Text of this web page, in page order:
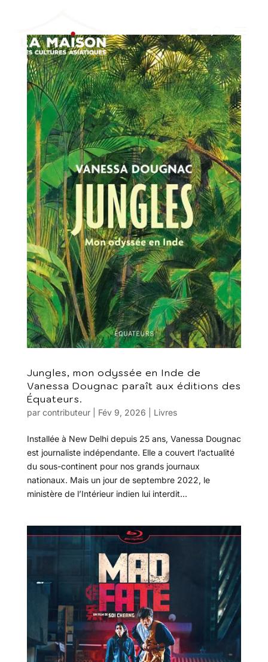
Jungles, mon odyssée en Inde de
Vanessa Dougnac paraît aux éditions des
Équateurs.
par contributeur| Fév 9, 2026 Livres
Installée à New Delhi depuis 25 ans, Vanessa Dougnac
est journaliste indépendante. Elle a couvert l’actualité
du sous-continent pour nos grands journaux
nationaux. Mais un jour de septembre 2022, le
ministère de l’Intérieur indien lui interdit...